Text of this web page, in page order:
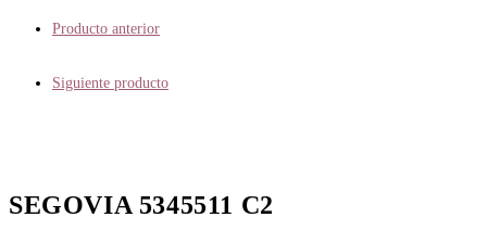
Producto anterior
Siguiente producto
SEGOVIA 5345511 C2